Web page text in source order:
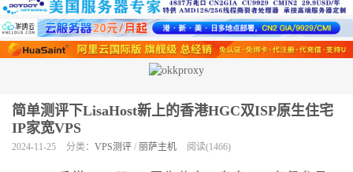
简单测评下LisaHost新上的香港HGC双ISP原生住宅
IP家宽VPS
2024-11-25 分类： VPS测评 / 丽萨主机 阅读(1466)